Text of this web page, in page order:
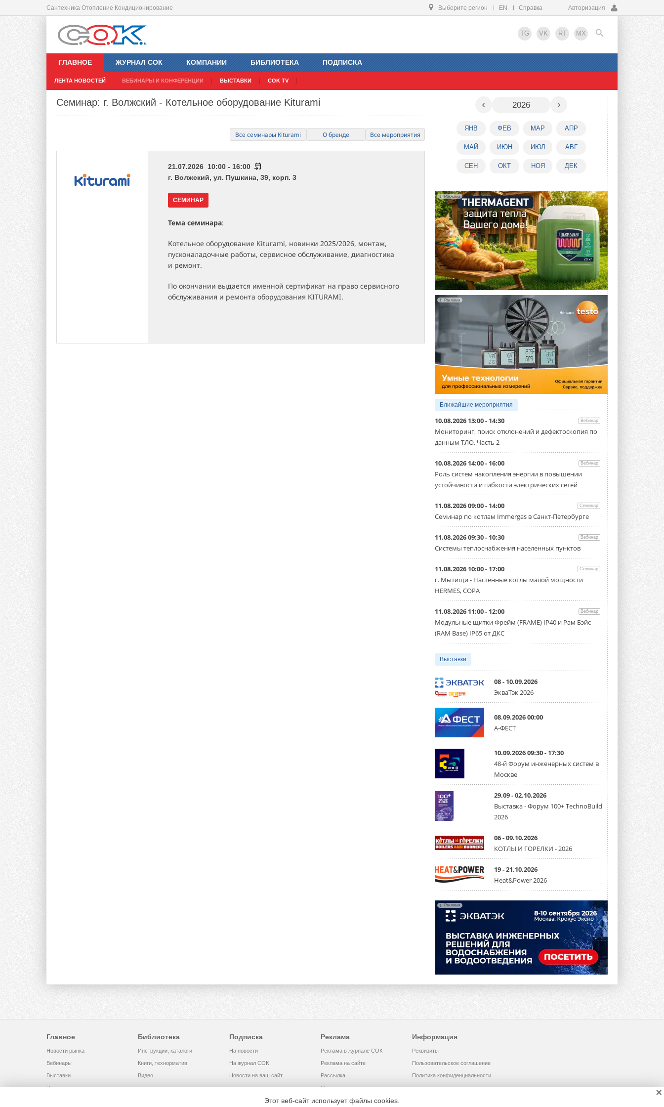
Сантехника Отопление Кондиционирование Выберите регион EN Справка Авторизация
TG VK RT MX
ГЛАВНОЕ
ЛЕНТА НОВОСТЕЙ ВЕБИНАРЫ И КОНФЕРЕНЦИИ ВЫСТАВКИ COK TV
ЖУРНАЛ СОК КОМПАНИИ БИБЛИОТЕКА ПОДПИСКА
EN
Семинар: г. Волжский - Котельное оборудование Kiturami
Все семинары Kiturami О бренде Все мероприятия
21.07.2026 10:00 - 16:00
г. Волжский, ул. Пушкина, 39, корп. 3
СЕМИНАР
Тема семинара:
Котельное оборудование Kiturami, новинки 2025/2026, монтаж,
пусконаладочные работы, сервисное обслуживание, диагностика
и ремонт.
По окончании выдается именной сертификат на право сервисного
обслуживания и ремонта оборудования KITURAMI.
‹ 2026 ›
ЯНВ ФЕВ МАР АПР
МАЙ ИЮН ИЮЛ АВГ
СЕН ОКТ НОЯ ДЕК
Реклама
Реклама
Ближайшие мероприятия
10.08.2026 13:00 - 14:30 Вебинар
Мониторинг, поиск отклонений и дефектоскопия по
данным ТЛО. Часть 2
10.08.2026 14:00 - 16:00 Вебинар
Роль систем накопления энергии в повышении
устойчивости и гибкости электрических сетей
11.08.2026 09:00 - 14:00 Семинар
Семинар по котлам Immergas в Санкт-Петербурге
11.08.2026 09:30 - 10:30 Вебинар
Системы теплоснабжения населенных пунктов
11.08.2026 10:00 - 17:00 Семинар
г. Мытищи - Настенные котлы малой мощности
HERMES, COPA
11.08.2026 11:00 - 12:00 Вебинар
Модульные щитки Фрейм (FRAME) IP40 и Рам Бэйс
(RAM Base) IP65 от ДКС
Выставки
08 - 10.09.2026
ЭкваТэк 2026
08.09.2026 00:00
А-ФЕСТ
10.09.2026 09:30 - 17:30
48-й Форум инженерных систем в
Москве
29.09 - 02.10.2026
Выставка - Форум 100+ TechnoBuild
2026
06 - 09.10.2026
КОТЛЫ И ГОРЕЛКИ - 2026
19 - 21.10.2026
Heat&Power 2026
Реклама
Главное
Новости рынка
Вебинары
Выставки
Помощь
Библиотека
Инструкции, каталоги
Книги, технорматив
Видео
Подписка
На новости
На журнал СОК
Новости на ваш сайт
Реклама
Реклама в журнале СОК
Реклама на сайте
Рассылка
Медиакит
Информация
Реквизиты
Пользовательское соглашение
Политика конфиденциальности
Этот веб-сайт использует файлы cookies.
×